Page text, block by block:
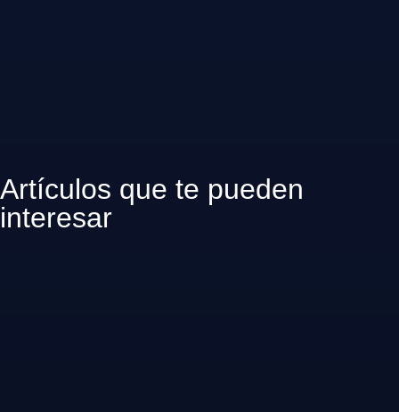
Artículos que te pueden
interesar